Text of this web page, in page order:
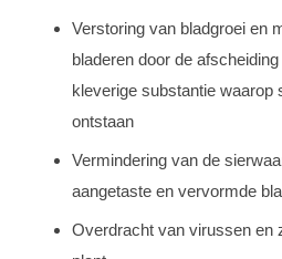
Verstoring van bladgroei en
bladeren door de
kleverige substantie waarop
ontstaan
Vermindering van de
aangetaste en vervormde
Overdracht van virussen en